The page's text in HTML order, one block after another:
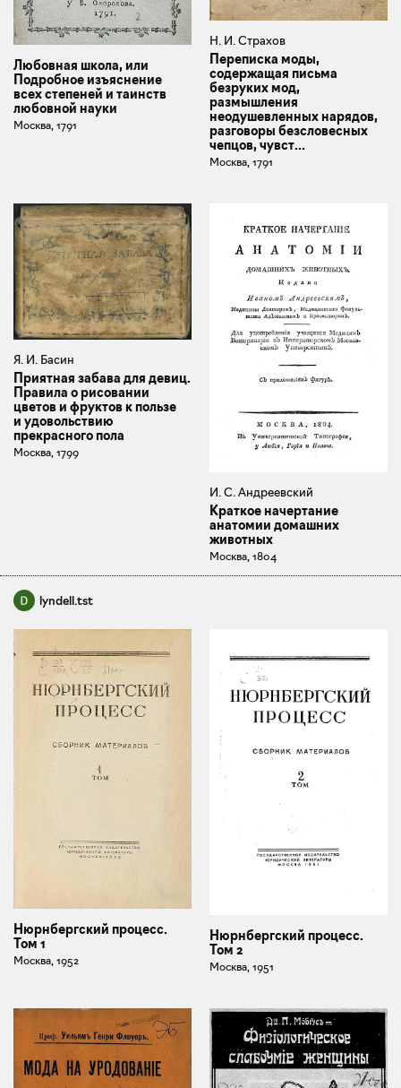
Любовная школа, или
Подробное изъяснение
всех степеней и таинств
любовной науки
Москва, 1791
Н. И. Страхов
Переписка моды,
содержащая письма
безруких мод,
размышления
неодушевленных нарядов,
разговоры безсловесных
чепцов, чувст...
Москва, 1791
Я. И. Басин
Приятная забава для девиц.
Правила о рисовании
цветов и фруктов к пользе
и удовольствию
прекрасного пола
Москва, 1799
И. С. Андреевский
Краткое начертание
анатомии домашних
животных
Москва, 1804
lyndell.tst
Нюрнбергский процесс.
Том 1
Москва, 1952
Нюрнбергский процесс.
Том 2
Москва, 1951